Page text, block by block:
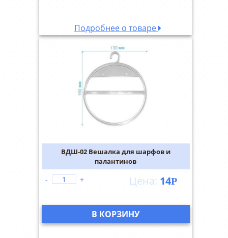
Подробнее о товаре
ВДШ-02 Вешалка для шарфов и
палантинов
14Р
- +
В КОРЗИНУ